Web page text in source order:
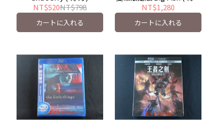
NT$520NT$798
カートに入れる
)
NT$1,280
カートに入れる